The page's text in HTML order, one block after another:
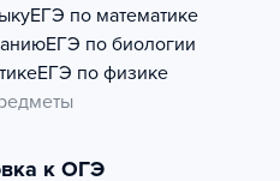
ЕГЭ по математике
ЕГЭ по биологии
ЕГЭ по физике
к ОГЭ